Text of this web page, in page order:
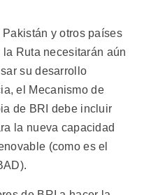
y otros países
Ruta necesitarán aún
su desarrollo
el Mecanismo de
de BRI debe incluir
la nueva capacidad
(como es el